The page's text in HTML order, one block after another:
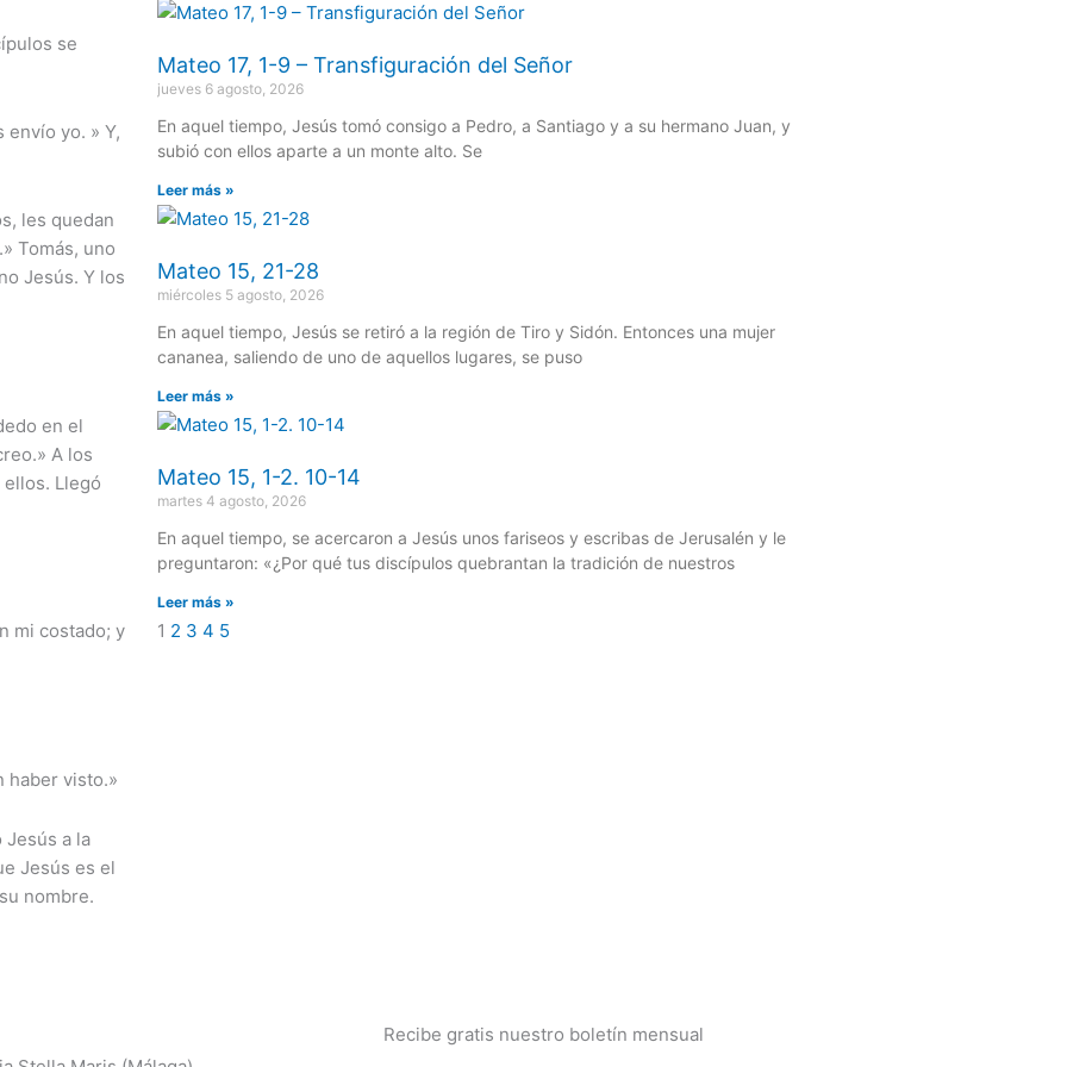
se
envío yo. » Y,
les quedan
Tomás, uno
Jesús. Y los
en el
A los
Llegó
mi costado; y
haber visto.»
a la
Jesús es el
nombre.
Mateo 17, 1-9 – Transfiguración del Señor
jueves 6 agosto, 2026
En aquel tiempo, Jesús tomó consigo a Pedro, a Santiago y a su hermano Juan, y
subió con ellos aparte a un monte alto. Se
Leer más »
Mateo 15, 21-28
miércoles 5 agosto, 2026
En aquel tiempo, Jesús se retiró a la región de Tiro y Sidón. Entonces una mujer
cananea, saliendo de uno de aquellos lugares, se puso
Leer más »
Mateo 15, 1-2. 10-14
martes 4 agosto, 2026
En aquel tiempo, se acercaron a Jesús unos fariseos y escribas de Jerusalén y le
preguntaron: «¿Por qué tus discípulos quebrantan la tradición de nuestros
Leer más »
1 2 3 4 5
Recibe gratis nuestro boletín mensual